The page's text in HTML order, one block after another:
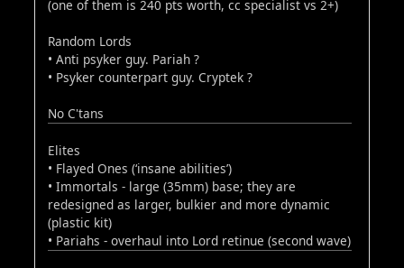
(one of them is 240 pts worth, cc specialist vs 2+)
Random Lords
• Anti psyker guy. Pariah ?
• Psyker counterpart guy. Cryptek ?
No C'tans
Elites
• Flayed Ones (‘insane abilities’)
• Immortals - large (35mm) base; they are
redesigned as larger, bulkier and more dynamic
(plastic kit)
• Pariahs - overhaul into Lord retinue (second wave)